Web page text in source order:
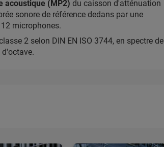
acoustique (MP2) du caisson d'atténuation
sonore de référence dedans par une
microphones.
2 selon DIN EN ISO 3744, en spectre de